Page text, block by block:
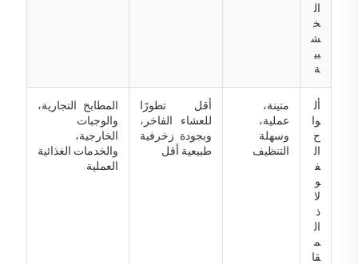
ال
خ
ش
بي
ة
أل
وا
ح
ال
ف
و
لا
ذ
ال
م
قا
متينة،
عملية،
وسهلة
التنظيف
أقل تطورًا
للعشاء الفاخر،
وبجودة زخرفية
طبيعية أقل
المطابخ التجارية،
والوجبات
الخارجية،
والخدمات الغذائية
العملية